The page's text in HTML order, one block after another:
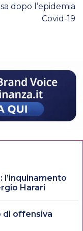
dopo l’epidemia
Covid-19
l’inquinamento
Harari
di offensiva